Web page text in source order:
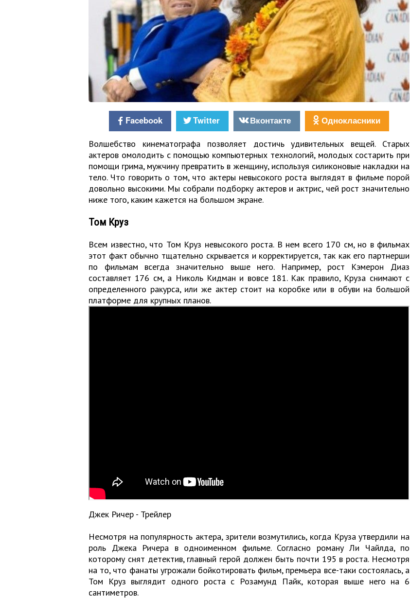
Facebook Twitter Вконтакте Однокласники
Волшебство кинематографа позволяет достичь удивительных вещей. Старых
актеров омолодить с помощью компьютерных технологий, молодых состарить при
помощи грима, мужчину превратить в женщину, используя силиконовые накладки на
тело. Что говорить о том, что актеры невысокого роста выглядят в фильме порой
довольно высокими. Мы собрали подборку актеров и актрис, чей рост значительно
ниже того, каким кажется на большом экране.
Том Круз
Всем известно, что Том Круз невысокого роста. В нем всего 170 см, но в фильмах
этот факт обычно тщательно скрывается и корректируется, так как его партнерши
по фильмам всегда значительно выше него. Например, рост Кэмерон Диаз
составляет 176 см, а Николь Кидман и вовсе 181. Как правило, Круза снимают с
определенного ракурса, или же актер стоит на коробке или в обуви на большой
платформе для крупных планов.
Джек Ричер - Трейлер
Несмотря на популярность актера, зрители возмутились, когда Круза утвердили на
роль Джека Ричера в одноименном фильме. Согласно роману Ли Чайлда, по
которому снят детектив, главный герой должен быть почти 195 в роста. Несмотря
на то, что фанаты угрожали бойкотировать фильм, премьера все-таки состоялась, а
Том Круз выглядит одного роста с Розамунд Пайк, которая выше него на 6
сантиметров.